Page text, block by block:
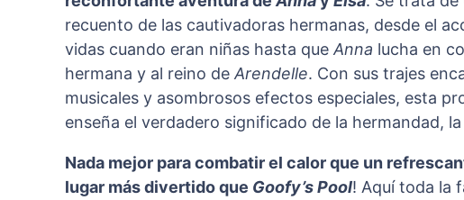
recuento de las cautivadoras hermanas, desde el
vidas cuando eran niñas hasta que Anna lucha en
hermana y al reino de Arendelle. Con sus trajes
musicales y asombrosos efectos especiales, esta
enseña el verdadero significado de la hermandad,
Nada mejor para combatir el calor que un
lugar más divertido que Goofy’s Pool! Aquí toda la